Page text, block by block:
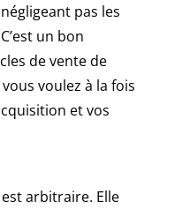
pas les
un bon
de vente de
voulez à la fois
et vos
arbitraire. Elle